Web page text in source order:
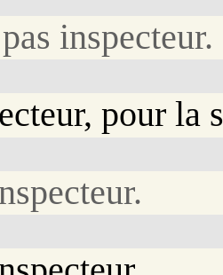
inspecteur.
pour la